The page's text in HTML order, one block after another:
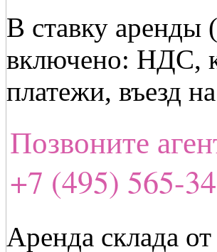
В ставку аренды
включено: НДС,
платежи, въезд
Позвоните
+7 (495) 565-
Аренда склада